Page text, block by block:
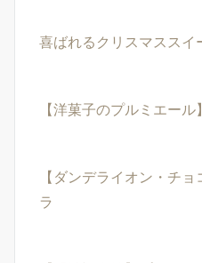
喜ばれるクリスマススイ
【洋菓子のプルミエー
【ダンデライオン・チ
ラ